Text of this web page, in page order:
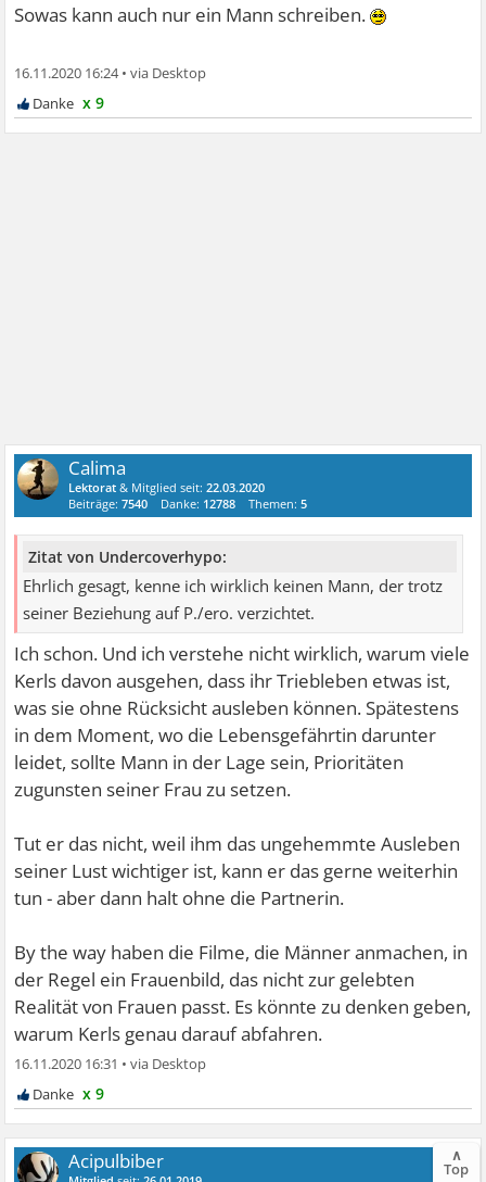
Sowas kann auch nur ein Mann schreiben.
16.11.2020 16:24•
x 9
Calima
Lektorat & Mitglied seit:22.03.2020
Beiträge:7540 Danke: 12788 Themen:5
Zitat von Undercoverhypo:
Ehrlich gesagt, kenne ich wirklich keinen Mann, der trotz
seiner Beziehung auf P./ero. verzichtet.
Ich schon. Und ich verstehe nicht wirklich, warum viele
Kerls davon ausgehen, dass ihr Triebleben etwas ist,
was sie ohne Rücksicht ausleben können. Spätestens
in dem Moment, wo die Lebensgefährtin darunter
leidet, sollte Mann in der Lage sein, Prioritäten
zugunsten seiner Frau zu setzen.
Tut er das nicht, weil ihm das ungehemmte Ausleben
seiner Lust wichtiger ist, kann er das gerne weiterhin
tun - aber dann halt ohne die Partnerin.
By the way haben die Filme, die Männer anmachen, in
der Regel ein Frauenbild, das nicht zur gelebten
Realität von Frauen passt. Es könnte zu denken geben,
warum Kerls genau darauf abfahren.
16.11.2020 16:31 •
x 9
Acipulbiber ∧
Top